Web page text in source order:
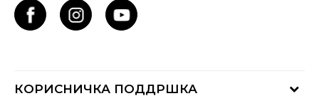
КОРИСНИЧКА ПОДДРШКА